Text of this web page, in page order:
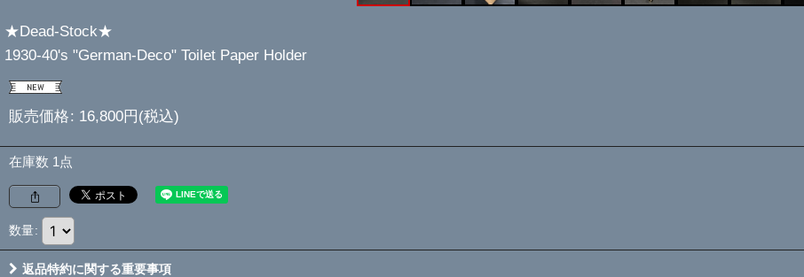
★Dead-Stock★
1930-40's "German-Deco" Toilet Paper Holder
販売価格: 16,800円 (税込)
在庫数 1点
数量:
返品特約に関する重要事項